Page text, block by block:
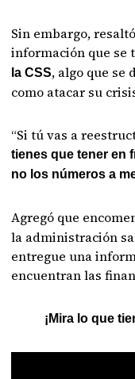
Sin embargo,
información que se
la CSS, algo que se
como atacar su
“Si tú vas a
tienes que tener en
no los números a
Agregó que
la administración
entregue una
encuentran las
¡Mira lo que